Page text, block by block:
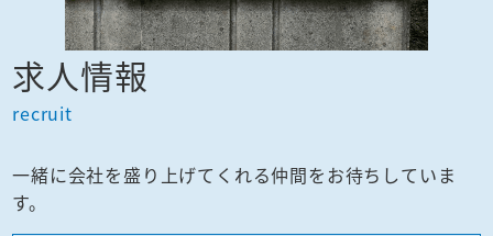
求人情報
recruit
一緒に会社を盛り上げてくれる仲間をお待ちしていま
す。